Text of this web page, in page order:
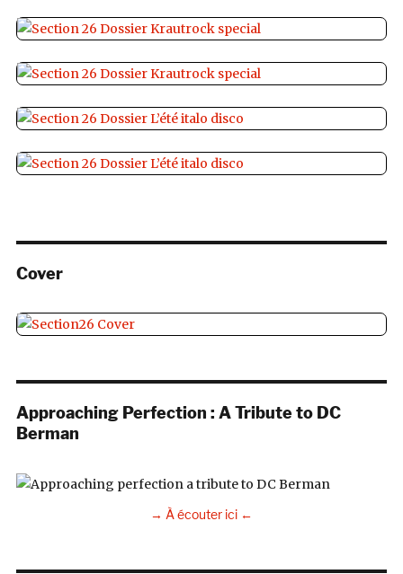
Cover
Approaching Perfection : A Tribute to DC
Berman
→ À écouter ici ←